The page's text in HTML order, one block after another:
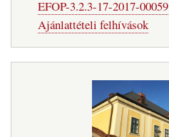
EFOP-3.2.3-17-2017-00059
Ajánlattételi felhívások